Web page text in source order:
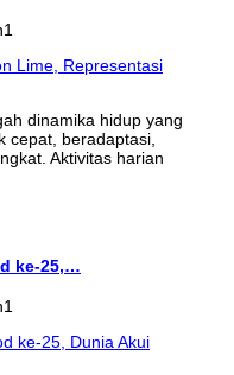
dinamika hidup yang
cepat, beradaptasi,
Aktivitas harian
ke-25,…